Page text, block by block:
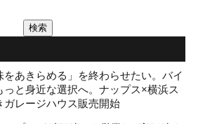
をあきらめる」を終わらせたい。バイ
っと身近な選択へ。ナップス×横浜ス
ガレージハウス販売開始